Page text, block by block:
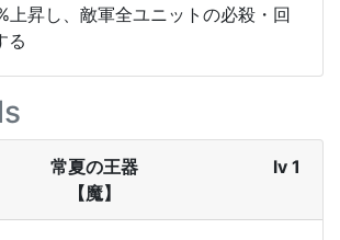
上昇し、敵軍全ユニットの必殺・回
る
常夏の王器
【魔】
lv 1